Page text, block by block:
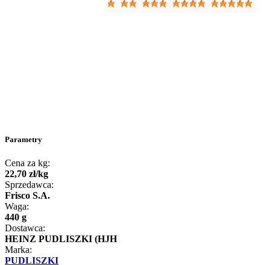
Parametry
Cena za kg:
22,70 zł/kg
Sprzedawca:
Frisco S.A.
Waga:
440 g
Dostawca:
HEINZ PUDLISZKI (HJH
Marka:
PUDLISZKI